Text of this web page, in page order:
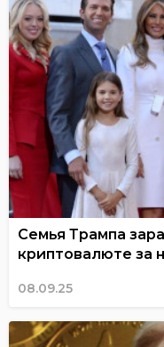
Семья Трампа
криптовалюте за
08.09.25